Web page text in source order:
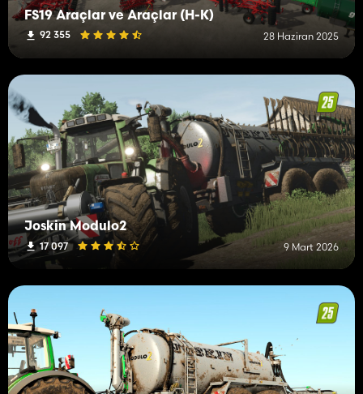
FS19 Araçlar ve Araçlar (H-K)
92 355 28 Haziran 2025
Joskin Modulo2
17 097 9 Mart 2026